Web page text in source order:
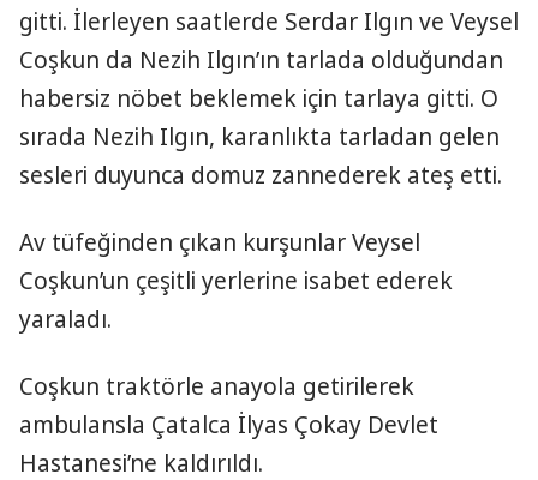
gitti. İlerleyen saatlerde Serdar Ilgın ve Veysel
Coşkun da Nezih Ilgın’ın tarlada olduğundan
habersiz nöbet beklemek için tarlaya gitti. O
sırada Nezih Ilgın, karanlıkta tarladan gelen
sesleri duyunca domuz zannederek ateş etti.
Av tüfeğinden çıkan kurşunlar Veysel
Coşkun’un çeşitli yerlerine isabet ederek
yaraladı.
Coşkun traktörle anayola getirilerek
ambulansla Çatalca İlyas Çokay Devlet
Hastanesi’ne kaldırıldı.